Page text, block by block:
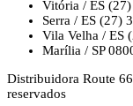
Vitória / ES
Serra / ES (27)
Vila Velha / ES
Marília / SP
Distribuidora Route 66
reservados